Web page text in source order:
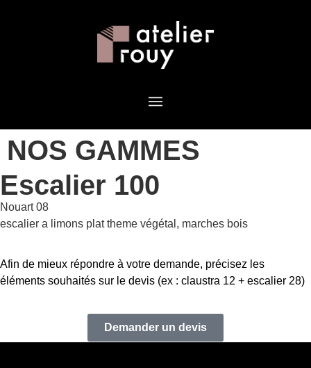
NOS GAMMES
Escalier 100
Nouart 08
escalier a limons plat theme végétal, marches bois
Afin de mieux répondre à votre demande, précisez les
éléments souhaités sur le devis (ex : claustra 12 + escalier 28)
Demander un devis